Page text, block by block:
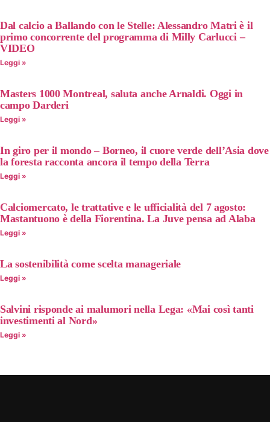
Dal calcio a Ballando con le Stelle: Alessandro Matri è il
primo concorrente del programma di Milly Carlucci –
VIDEO
Leggi »
Masters 1000 Montreal, saluta anche Arnaldi. Oggi in
campo Darderi
Leggi »
In giro per il mondo – Borneo, il cuore verde dell’Asia dove
la foresta racconta ancora il tempo della Terra
Leggi »
Calciomercato, le trattative e le ufficialità del 7 agosto:
Mastantuono è della Fiorentina. La Juve pensa ad Alaba
Leggi »
La sostenibilità come scelta manageriale
Leggi »
Salvini risponde ai malumori nella Lega: «Mai così tanti
investimenti al Nord»
Leggi »